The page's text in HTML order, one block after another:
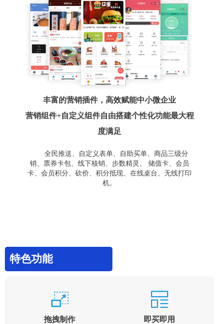
丰富的营销插件，高效赋能中小微企业
营销组件+自定义组件自由搭建个性化功能最大程
度满足
全民推送、自定义表单、自助买单、商品三级分
销、票券卡包、线下核销、步数精灵、 储值卡、会员
卡、会员积分、砍价、积分抵现、在线桌台、无线打印
机。
特色功能
拖拽制作 即买即用